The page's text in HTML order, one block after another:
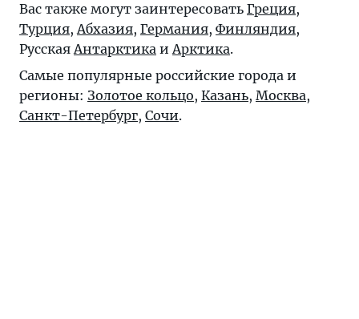
Вас также могут заинтересовать Греция,
Турция,Абхазия, Германия, Финляндия,
РусскаяАнтарктика иАрктика.
Самые популярные российские города и
регионы: Золотое кольцо, Казань, Москва,
Санкт-Петербург, Сочи.